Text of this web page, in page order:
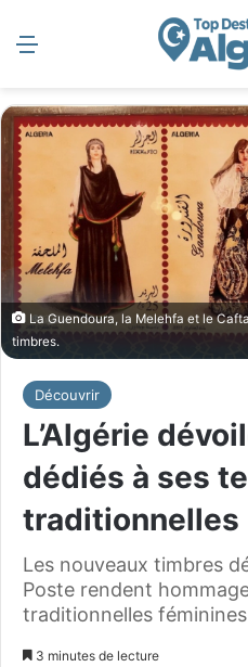
La Guendoura, la Melehfa et le
timbres.
Découvrir
L’Algérie
dédiés à ses
traditionnelles
Les nouveaux timbres
Poste rendent
traditionnelles
3 minutes de lecture